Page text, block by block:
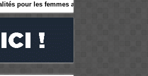
pour les femmes africaines
d’Abuja.